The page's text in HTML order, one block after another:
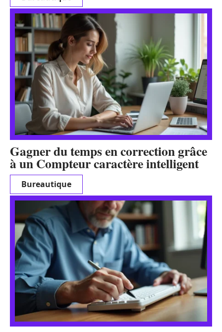
Gagner du temps en correction grâce
à un Compteur caractère intelligent
Bureautique